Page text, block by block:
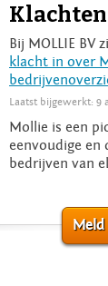
Klachten
Bij MOLLIE BV
klacht in over
Laatst bijgewerkt: 9
Mollie is een
eenvoudige en
bedrijven van
Meld